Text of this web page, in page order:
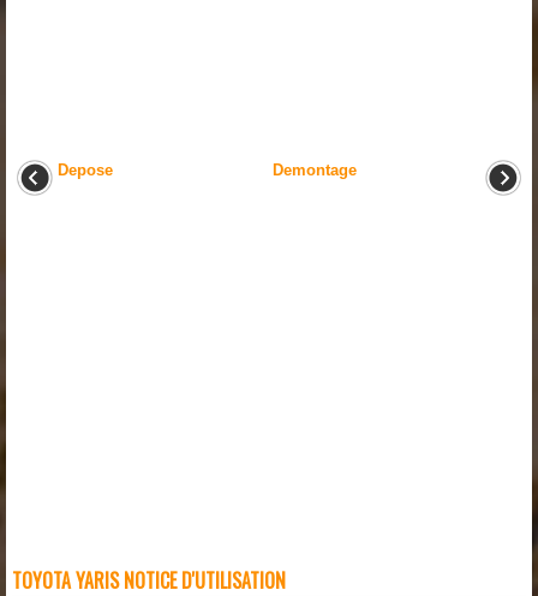
Depose Demontage
TOYOTA YARIS NOTICE D'UTILISATION